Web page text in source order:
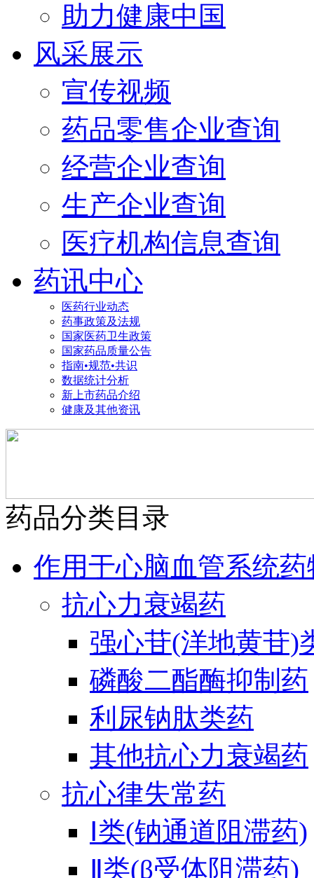
助力健康中国
风采展示
宣传视频
药品零售企业查询
经营企业查询
生产企业查询
医疗机构信息查询
药讯中心
医药行业动态
药事政策及法规
国家医药卫生政策
国家药品质量公告
指南•规范•共识
数据统计分析
新上市药品介绍
健康及其他资讯
药品分类目录
作用于心脑血管系统药
抗心力衰竭药
强心苷(洋地黄苷)
磷酸二酯酶抑制药
利尿钠肽类药
其他抗心力衰竭药
抗心律失常药
Ⅰ类(钠通道阻滞药)
Ⅱ类(β受体阻滞药)